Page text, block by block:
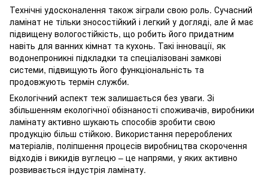
Технічні удосконалення також зіграли свою роль. Сучасний
ламінат не тільки зносостійкий і легкий у догляді, але й має
підвищену вологостійкість, що робить його придатним
навіть для ванних кімнат та кухонь. Такі інновації, як
водонепроникні підкладки та спеціалізовані замкові
системи, підвищують його функціональність та
продовжують термін служби.
Екологічний аспект теж залишається без уваги. Зі
збільшенням екологічної обізнаності споживачів, виробники
ламінату активно шукають способів зробити свою
продукцію більш стійкою. Використання перероблених
матеріалів, поліпшення процесів виробництва скорочення
відходів і викидів вуглецю – це напрями, у яких активно
розвивається індустрія ламінату.